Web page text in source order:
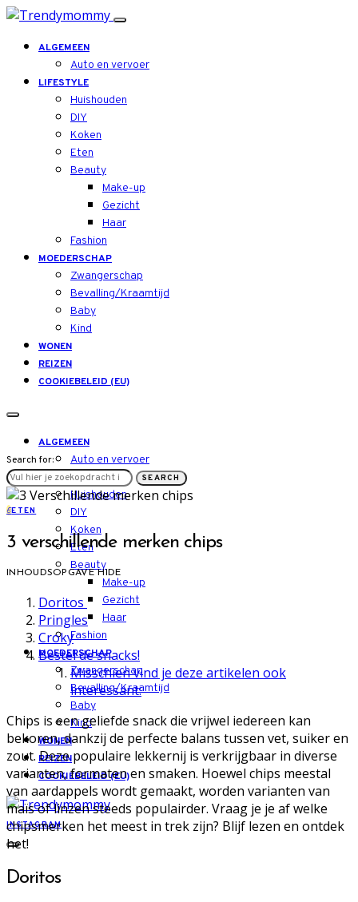
ALGEMEEN
Auto en vervoer
LIFESTYLE
Huishouden
DIY
Koken
Eten
Beauty
Make-up
Gezicht
Haar
Fashion
MOEDERSCHAP
Zwangerschap
Bevalling/Kraamtijd
Baby
Kind
WONEN
REIZEN
COOKIEBELEID (EU)
ALGEMEEN
Auto en vervoer
LIFESTYLE
Huishouden
DIY
Koken
Eten
Beauty
Make-up
Gezicht
Haar
Fashion
MOEDERSCHAP
Zwangerschap
Bevalling/Kraamtijd
Baby
Kind
WONEN
REIZEN
COOKIEBELEID (EU)
INSTAGRAM
Search for:
SEARCH
EETEN
3 verschillende merken chips
INHOUDSOPGAVEHIDE
Doritos
Pringles
Croky
Bestel de snacks!
Misschien vind je deze artikelen ook
interessant:
Chips is een geliefde snack die vrijwel iedereen kan
bekoren, dankzij de perfecte balans tussen vet, suiker en
zout. Deze populaire lekkernij is verkrijgbaar in diverse
varianten, formaten en smaken. Hoewel chips meestal
van aardappels wordt gemaakt, worden varianten van
maïs of linzen steeds populairder. Vraag je je af welke
chipsmerken het meest in trek zijn? Blijf lezen en ontdek
het!
Doritos